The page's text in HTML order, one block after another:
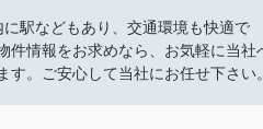
駅などもあり、交通環境も快適で
件情報をお求めなら、お気軽に当社
。ご安心して当社にお任せ下さい。